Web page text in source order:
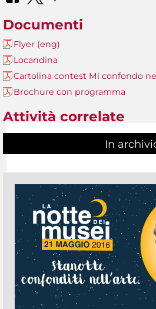
Documenti
Flyer (eng)
Locandina
Cartolina contest Mi confondo
Brochure con programma
Attività correlate
In